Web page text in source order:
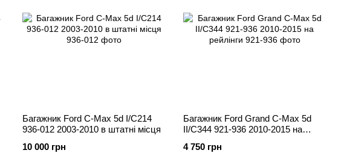
Багажник Ford C-Max 5d I/C214
936-012 2003-2010 в штатні місця
10 000 грн
Багажник Ford Grand C-Max 5d
II/C344 921-936 2010-2015 на
4 750 грн